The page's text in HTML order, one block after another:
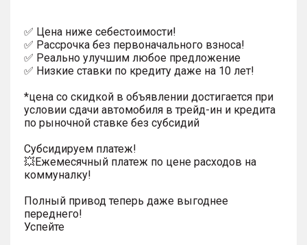
✅ Цена ниже себестоимости!
✅ Рассрочка без первоначального взноса!
✅ Реально улучшим любое предложение
✅ Низкие ставки по кредиту даже на 10 лет!
*цена со скидкой в объявлении достигается при
условии сдачи автомобиля в трейд-ин и кредита
по рыночной ставке без субсидий
Субсидируем платеж!
💥Ежемесячный платеж по цене расходов на
коммуналку!
Полный привод теперь даже выгоднее
переднего!
Успейте